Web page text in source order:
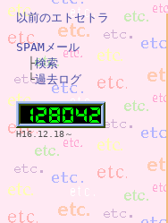
以前のエトセトラ
SPAMメール
├検索
└過去ログ
H16.12.18～